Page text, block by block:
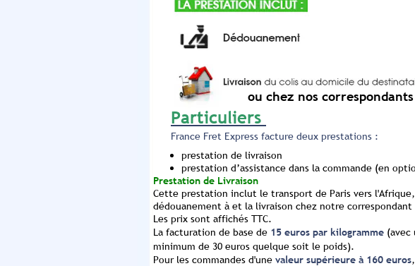
ou chez nos
Particuliers
France Fret Express facture deux prestations :
prestation de livraison
prestation d’assistance dans la commande (en
Prestation de Livraison
Cette prestation inclut le transport de Paris vers
dédouanement à et la livraison chez notre correspondant
Les prix sont affichés TTC.
La facturation de base de 15 euros par kilogramme (avec
minimum de 30 euros quelque soit le poids).
Pour les commandes d'une valeur supérieure à 160 euros